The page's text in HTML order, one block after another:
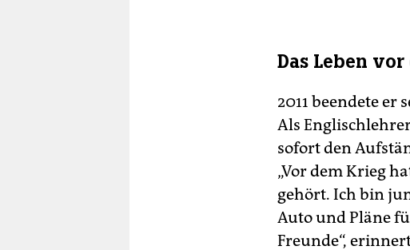
Das Leben
2011 beendete
Als
sofort den
„Vor dem Krieg
gehört. Ich bin
Auto und Pläne
Freunde“,